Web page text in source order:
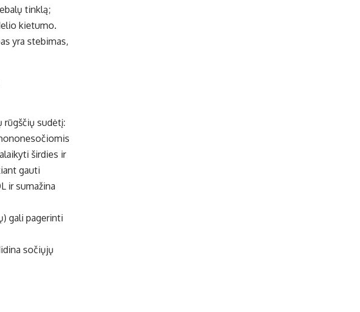
tinklą;
kietumo.
yra stebimas,
rūgščių sudėtį:
širdies ir
gauti
ir sumažina
gali pagerinti
sočiųjų